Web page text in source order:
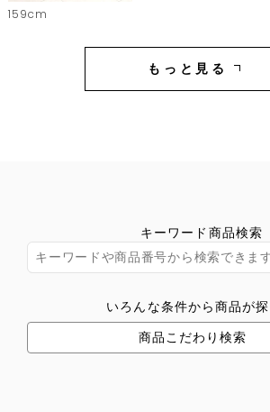
159cm
もっと見る
キーワード商品検索
いろんな条件から商品が
商品こだわり検索